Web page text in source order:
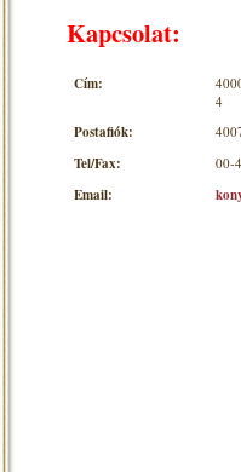
Kapcsolat:
Cím:
4
Postafiók:
Tel/Fax: 00-
Email: